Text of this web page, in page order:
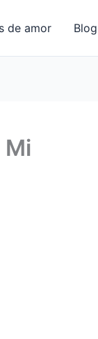
de amor Blog
Mi